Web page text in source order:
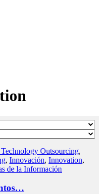
Outsourcing,
, Innovación, Innovation,
de la Información